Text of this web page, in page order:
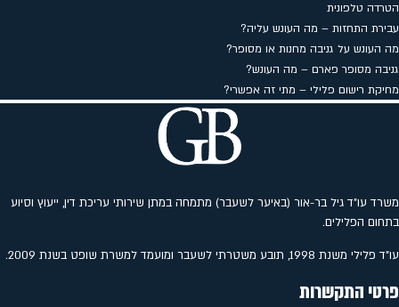
הטרדה טלפונית
עבירת התחזות – מה העונש עליה?
מה העונש על גניבה מחנות או מסופר?
גניבה מסופר פארם – מה העונש?
מחיקת רישום פלילי – מתי זה אפשרי?
משרד עו"ד גיל בר-אור (באיער לשעבר) מתמחה במתן שירותי עריכת דין, ייעוץ וסיוע
בתחום הפלילים.
עו"ד פלילי משנת 1998, תובע משטרתי לשעבר ומועמד למשרת שופט בשנת 2009.
פרטי התקשרות